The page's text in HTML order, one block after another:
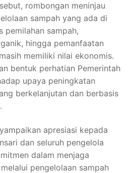
rombongan meninjau
sampah yang ada di
pemilahan sampah,
hingga pemanfaatan
memiliki nilai ekonomis.
bentuk perhatian Pemerintah
upaya peningkatan
berkelanjutan dan berbasis
apresiasi kepada
dan seluruh pengelola
dalam menjaga
pengelolaan sampah